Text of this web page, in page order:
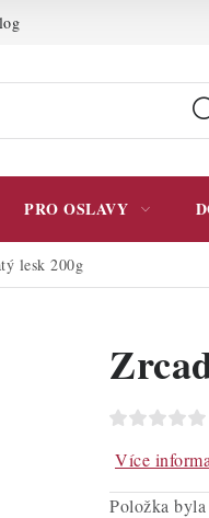
PRO OSLAVY
lesk 200g
Více
Položka